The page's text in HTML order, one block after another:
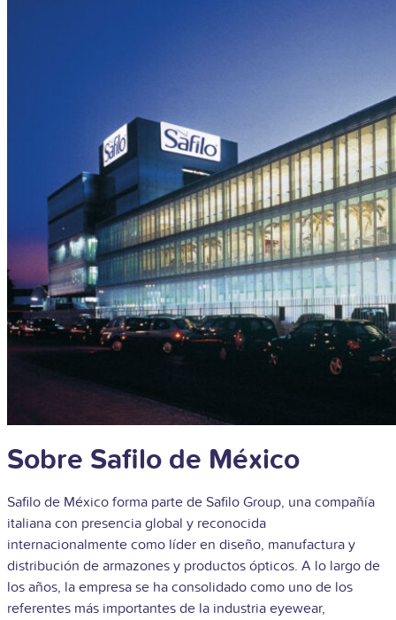
Sobre Safilo de México
Safilo de México forma parte de Safilo Group, una compañía
italiana con presencia global y reconocida
internacionalmente como líder en diseño, manufactura y
distribución de armazones y productos ópticos. A lo largo de
los años, la empresa se ha consolidado como uno de los
referentes más importantes de la industria eyewear,